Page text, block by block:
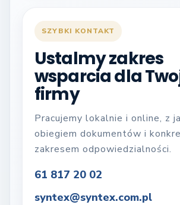
SZYBKI KONTAKT
Ustalmy zakres
wsparcia dla
firmy
Pracujemy lokalnie i online, z
obiegiem dokumentów i
zakresem odpowiedzialności.
61 817 20 02
syntex@syntex.com.pl